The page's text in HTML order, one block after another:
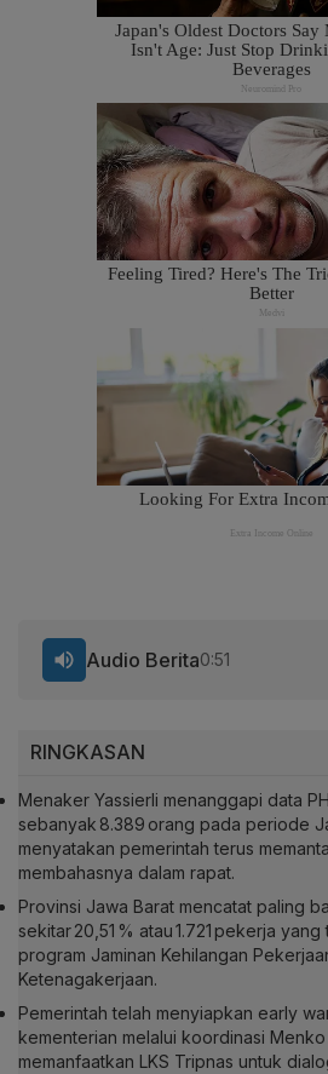
RINGKASAN
Menaker Yassierli menanggapi data
sebanyak 8.389 orang pada periode
menyatakan pemerintah terus
membahasnya dalam rapat.
Provinsi Jawa Barat mencatat paling
sekitar 20,51 % atau 1.721 pekerja
program Jaminan Kehilangan
Ketenagakerjaan.
Pemerintah telah menyiapkan early
kementerian melalui koordinasi
memanfaatkan LKS Tripnas untuk
Audio Berita0:51